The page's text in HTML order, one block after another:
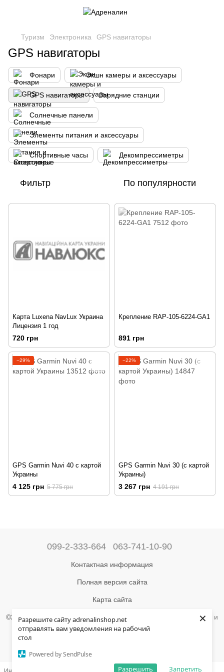
Разрешите сайту adrenalinshop.net
отправлять вам уведомления на рабочий
стол
Powered by SendPulse
Запретить
Разрешить
×
Туризм Электроника GPS навигаторы
GPS навигаторы
Фонари Экшн камеры и аксессуары
GPS навигаторы Зарядние станции
Солнечные панели
Элементы питания и аксессуары
Спортивные часы Декомпрессиметры
Фильтр По популярности
Карта Luxena NavLux Украина
Лицензия 1 год
720 грн
Крепление RAP-105-6224-GA1
891 грн
−29%
GPS Garmin Nuvi 40 с картой
Украины
4 125 грн 5 775 грн
−22%
GPS Garmin Nuvi 30 (с картой
Украины)
3 267 грн 4 191 грн
099-2-333-664 063-741-10-90
Контактная информация
Полная версия сайта
Карта сайта
©2004-2024 Адреналин –магазин туристического снаряжения и
товаров для активного отдыха